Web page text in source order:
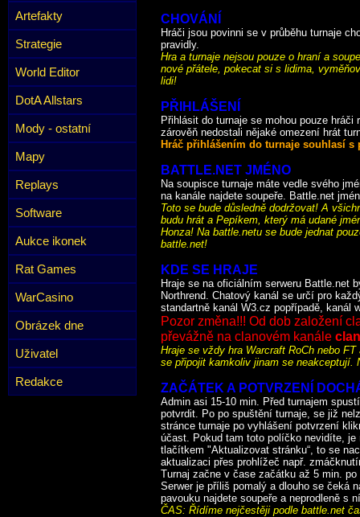
Artefakty
Strategie
World Editor
DotA Allstars
Mody - ostatní
Mapy
Replays
Software
Aukce ikonek
Rat Games
WarCasino
Obrázek dne
Uživatel
Redakce
CHOVÁNÍ
Hráči jsou povinni se v průběhu turnaje
pravidly.
Hra a turnaje nejsou pouze o hraní a
nové přátele, pokecat si s lidima,
lidi!
PŘIHLÁŠENÍ
Přihlásit do turnaje se mohou pouze
zárověň nedostali nějaké omezení hrát
Hráč přihlášením do turnaje souhlasí s
BATTLE.NET JMÉNO
Na soupisce turnaje máte vedle svého
na kanále najdete soupeře. Battle.net
Toto se bude důsledně dodržovat! A
budu hrát a Pepíkem, který má udané
Honza! Na battle.netu se bude jednat
battle.net!
KDE SE HRAJE
Hraje se na oficiálním serweru Battle.net
Northrend. Chatový kanál se určí pro
standartně kanál W3.cz popřípadě, kanál
Pozor změna!!! Od dob založení
převážně na clanovém kanále
Hraje se vždy hra Warcraft RoCh nebo
se připojit kamkoliv jinam se neakceptují.
ZAČÁTEK A POTVRZENÍ
Admin asi 15-10 min. Před turnajem
potvrdit. Po po spuštění turnaje, se již
stránce turnaje po vyhlášení potvrzení
účast. Pokud tam toto políčko nevidíte, je
tlačítkem "Aktualizovat stránku“, to se
aktualizaci přes prohlížeč např.
Turnaj začne v čase začátku až 5 min.
Serwer je příliš pomalý a dlouho se čeká
pavouku najdete soupeře a neprodleně s
ČAS: Řídíme nejčestěji podle battle.net